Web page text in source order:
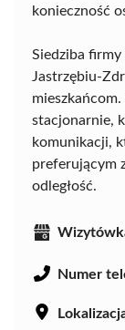
konieczność
Siedziba
Jastrzębiu-
stacjonarnie,
komunikacji,
preferującym
odległość.
Numer